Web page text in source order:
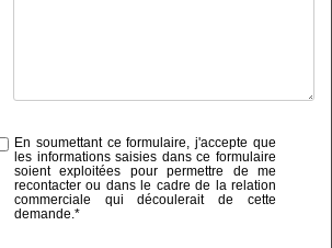
En soumettant ce formulaire, j'accepte que
les informations saisies dans ce formulaire
soient exploitées pour permettre de me
recontacter ou dans le cadre de la relation
commerciale qui découlerait de cette
demande.*